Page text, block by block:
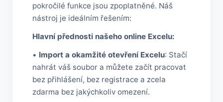
pokročilé funkce jsou zpoplatněné. Náš
nástroj je ideálním řešením:
Hlavní přednosti našeho online Excelu:
• Import a okamžité otevření Excelu: Stačí
nahrát váš soubor a můžete začít pracovat
bez přihlášení, bez registrace a zcela
zdarma bez jakýchkoliv omezení.